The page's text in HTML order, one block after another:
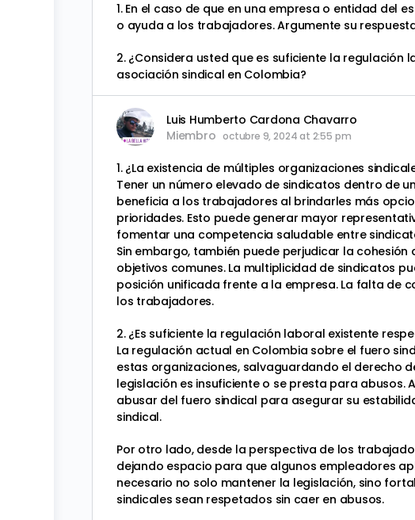
1. En el caso de que en una empresa o entidad del
o ayuda a los trabajadores. Argumente su
2. ¿Considera usted que es suficiente la
asociación sindical en Colombia?
Luis Humberto Cardona Chavarro
Miembro octubre 9, 2024 at 2:55 pm
1. ¿La existencia de múltiples organizaciones
Tener un número elevado de sindicatos dentro de
beneficia a los trabajadores al brindarles más
prioridades. Esto puede generar mayor
fomentar una competencia saludable entre
Sin embargo, también puede perjudicar la
objetivos comunes. La multiplicidad de sindicatos
posición unificada frente a la empresa. La falta de
los trabajadores.
2. ¿Es suficiente la regulación laboral existente
La regulación actual en Colombia sobre el fuero
estas organizaciones, salvaguardando el derecho
legislación es insuficiente o se presta para
abusar del fuero sindical para asegurar su
sindical.
Por otro lado, desde la perspectiva de los
dejando espacio para que algunos empleadores
necesario no solo mantener la legislación, sino
sindicales sean respetados sin caer en abusos.